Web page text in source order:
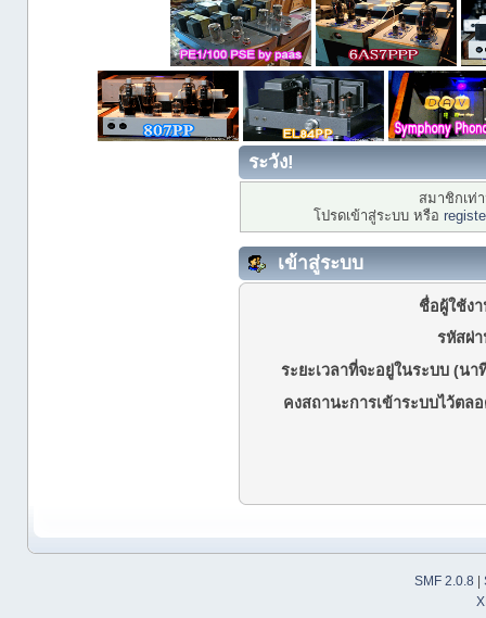
ระวัง!
สมาชิกเท่
โปรดเข้าสู่ระบบ หรือ
เข้าสู่ระบบ
ชื่อผู้ใช้ง
รหัสผ่
ระยะเวลาที่จะอยู่ในระบบ (นา
คงสถานะการเข้าระบบไว้ตล
SMF 2.0.8